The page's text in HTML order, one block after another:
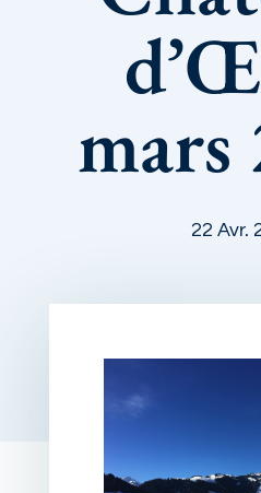
mars
22 Avr.